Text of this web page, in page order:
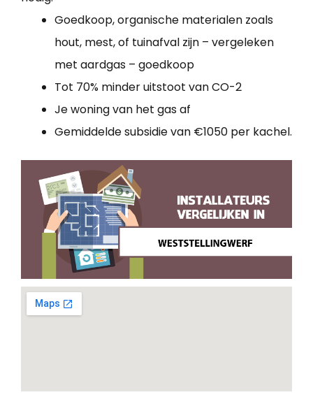
Goedkoop, organische materialen zoals
hout, mest, of tuinafval zijn – vergeleken
met aardgas – goedkoop
Tot 70% minder uitstoot van CO-2
Je woning van het gas af
Gemiddelde subsidie van €1050 per kachel.